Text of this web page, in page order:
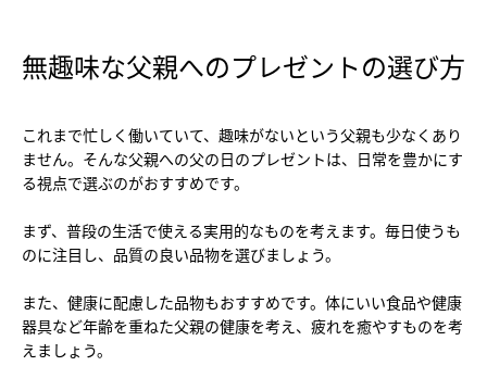
無趣味な父親へのプレゼントの選び方
これまで忙しく働いていて、趣味がないという父親も少なくあり
ません。そんな父親への父の日のプレゼントは、日常を豊かにす
る視点で選ぶのがおすすめです。
まず、普段の生活で使える実用的なものを考えます。毎日使うも
のに注目し、品質の良い品物を選びましょう。
また、健康に配慮した品物もおすすめです。体にいい食品や健康
器具など年齢を重ねた父親の健康を考え、疲れを癒やすものを考
えましょう。